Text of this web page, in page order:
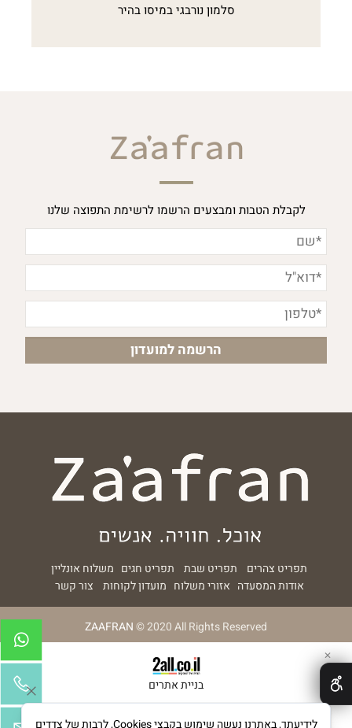
סלמון נורבגי במיסו בהיר
לקבלת הטבות ומבצעים הרשמו לרשימת התפוצה שלנו
תפריט צהרים תפריט שבת תפריט חגים משלוח אונליין
אודות המסעדה אזורי משלוח מועדון לקוחות צור קשר
ZAAFRAN© 2020 All Rights Reserved
בניית אתרים
✕
לידיעתך, באתרנו נעשה שימוש בקבצי Cookies, לרבות של צדדים